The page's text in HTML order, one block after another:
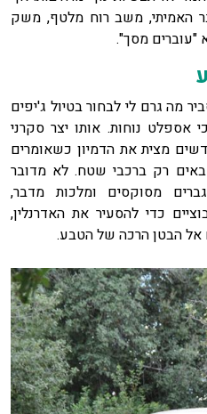
האמיתי, משב רוח מלטף, משק
"עוברים מסך".
מה גרם לי לבחור בטיול ג'יפים
אספלט נוחות. אותו יצר סקרני
מצית את הדמיון כשאומרים
רק ברכבי שטח. לא מדובר
מסוקסים ומלכות מדבר,
כדי להסעיר את האדרנלין,
אל הבטן הרכה של הטבע.